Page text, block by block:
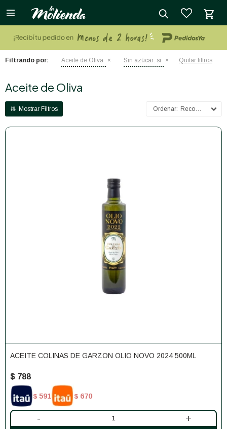

Filtrando por: Aceite de Oliva Sin azúcar: si Quitar filtros
Aceite de Oliva
Recomendados
ACEITE COLINAS DE GARZON OLIO NOVO 2024 500ML
$ 788
$ 591 $ 670
- +